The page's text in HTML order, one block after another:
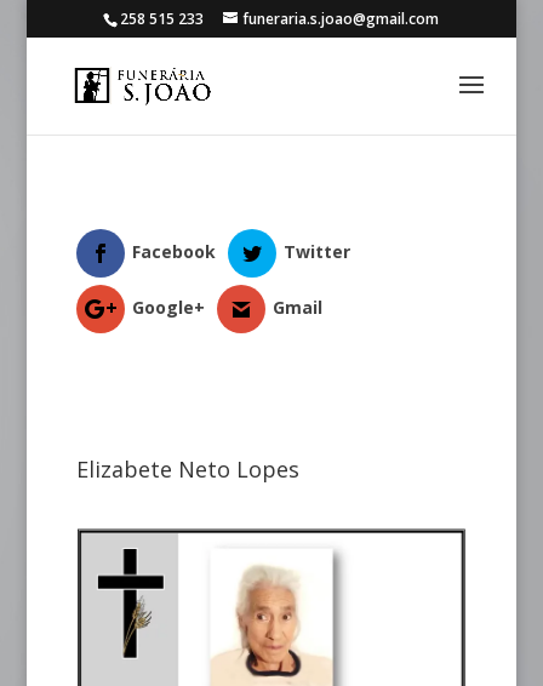
258 515 233 funeraria.s.joao@gmail.com
Facebook Twitter
Google+ Gmail
Elizabete Neto Lopes